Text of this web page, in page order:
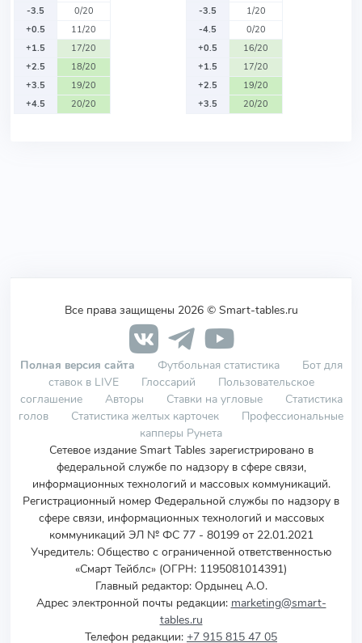
-3.5
0/20
+0.5
11/20
+1.5
17/20
+2.5
18/20
+3.5
19/20
+4.5
20/20
-3.5
1/20
-4.5
0/20
+0.5
16/20
+1.5
17/20
+2.5
19/20
+3.5
20/20
Все права защищены 2026 © Smart-tables.ru
Полная версия сайта Футбольная статистика
Бот для
ставок в LIVE
Глоссарий
Пользовательское
соглашение
Авторы Ставки на угловые
Статистика
голов
Статистика желтых карточек
Профессиональные
капперы Рунета
Сетевое издание Smart Tables зарегистрировано в
федеральной службе по надзору в сфере связи,
информационных технологий и массовых коммуникаций.
Регистрационный номер Федеральной службы по надзору в
сфере связи, информационных технологий и массовых
коммуникаций ЭЛ № ФС 77 - 80199 от 22.01.2021
Учредитель: Общество с ограниченной ответственностью
«Смарт Тейблс» (ОГРН: 1195081014391)
Главный редактор: Ордынец А.О.
Адрес электронной почты редакции: marketing@smart-
tables.ru
Телефон редакции: +7 915 815 47 05